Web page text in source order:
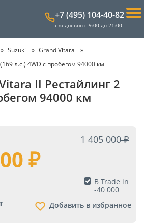
+7 (495) 104-40-82
ежедневно с 9:00 до 21:00
Suzuki
Grand Vitara
л.с.) 4WD с пробегом 94000 км
II Рестайлинг 2
94000 км
1 405 000
В Trade in
-40 000
Добавить в избранное